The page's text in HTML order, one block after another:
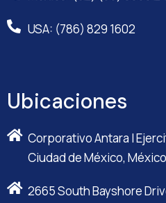
USA: (786) 829 1602
Ubicaciones
Corporativo Antara I
Ciudad de México,
2665 South Bayshore